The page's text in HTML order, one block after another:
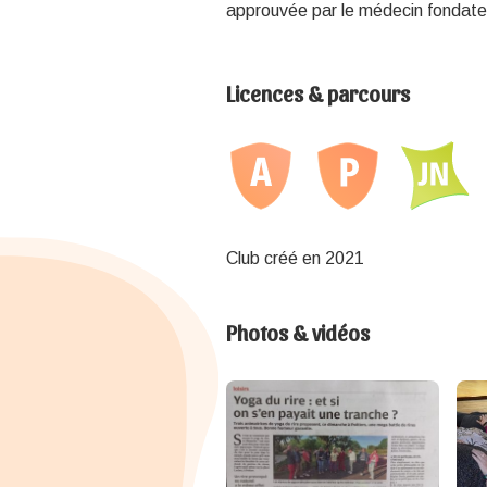
approuvée par le médecin
Licences & parcours
Club créé en 2021
Photos & vidéos